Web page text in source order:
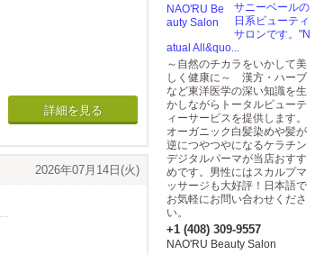
詳細を見る
2026年07月14日(火)
サニーベールの
日系ビューティ
サロンです。"N
atual All&quo...
～自然のチカラをいかして美
しく健康に～ 漢方・ハーブ
など東洋医学の深い知識を生
かしながらトータルビューテ
ィーサービスを提供します。
オーガニック白髪染めや髪が
逆につやつやになるケラチン
デジタルパーマが当店おすす
めです。男性にはスカルプマ
ッサージも大好評！日本語で
お気軽にお問い合わせくださ
い。
+1 (408) 309-9557
NAO'RU Beauty Salon